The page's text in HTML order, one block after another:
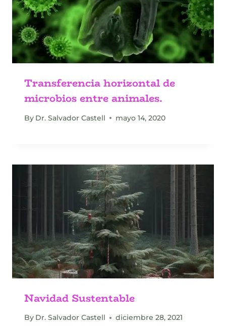
Transferencia horizontal de
microbios entre animales.
By Dr. Salvador Castell mayo 14, 2020
Navidad Sustentable
By Dr. Salvador Castell diciembre 28, 2021